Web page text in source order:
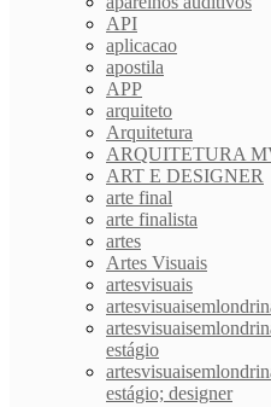
API
aplicacao
apostila
APP
arquiteto
Arquitetura
ARQUITETURA
ART E DESIGNER
arte final
arte finalista
artes
Artes Visuais
artesvisuais
estágio
estágio; designer